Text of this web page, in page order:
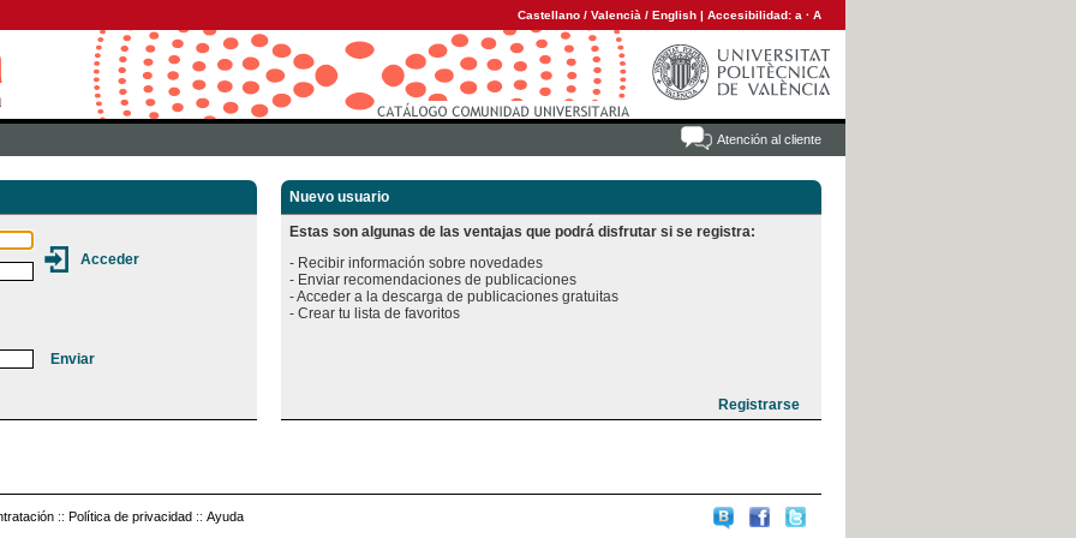
Castellano / Valencià / English | Accesibilidad: a · A
Atención al cliente
Nuevo usuario
Estas son algunas de las ventajas que podrá disfrutar si se registra:
- Recibir información sobre novedades
- Enviar recomendaciones de publicaciones
- Acceder a la descarga de publicaciones gratuitas
:: Política de privacidad :: Ayuda